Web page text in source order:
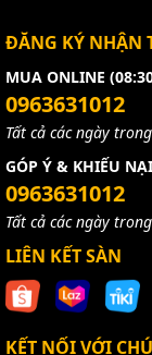
ĐĂNG KÝ NHẬN
MUA ONLINE
0963631012
Tất cả các ngày
GÓP Ý & KHIẾU
0963631012
Tất cả các ngày
LIÊN KẾT SÀN
KẾT NỐI VỚI